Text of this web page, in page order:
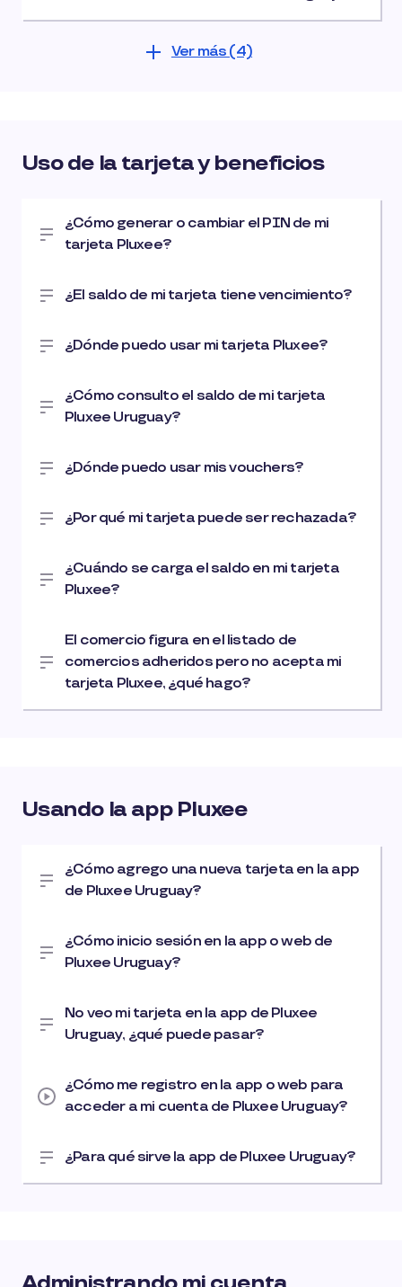
Ver más (4)
Uso de la tarjeta y beneficios
¿Cómo generar o cambiar el PIN de mi
tarjeta Pluxee?
¿El saldo de mi tarjeta tiene vencimiento?
¿Dónde puedo usar mi tarjeta Pluxee?
¿Cómo consulto el saldo de mi tarjeta
Pluxee Uruguay?
¿Dónde puedo usar mis vouchers?
¿Por qué mi tarjeta puede ser rechazada?
¿Cuándo se carga el saldo en mi tarjeta
Pluxee?
El comercio figura en el listado de
comercios adheridos pero no acepta mi
tarjeta Pluxee, ¿qué hago?
Usando la app Pluxee
¿Cómo agrego una nueva tarjeta en la app
de Pluxee Uruguay?
¿Cómo inicio sesión en la app o web de
Pluxee Uruguay?
No veo mi tarjeta en la app de Pluxee
Uruguay, ¿qué puede pasar?
¿Cómo me registro en la app o web para
acceder a mi cuenta de Pluxee Uruguay?
¿Para qué sirve la app de Pluxee Uruguay?